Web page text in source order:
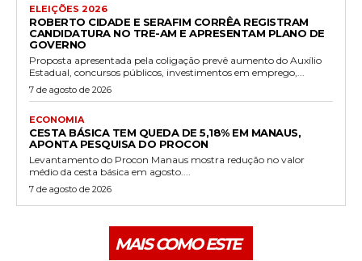
ELEIÇÕES 2026
ROBERTO CIDADE E SERAFIM CORRÊA REGISTRAM
CANDIDATURA NO TRE-AM E APRESENTAM PLANO DE
GOVERNO
Proposta apresentada pela coligação prevê aumento do Auxílio
Estadual, concursos públicos, investimentos em emprego,...
7 de agosto de 2026
ECONOMIA
CESTA BÁSICA TEM QUEDA DE 5,18% EM MANAUS,
APONTA PESQUISA DO PROCON
Levantamento do Procon Manaus mostra redução no valor
médio da cesta básica em agosto....
7 de agosto de 2026
MAIS COMO ESTE